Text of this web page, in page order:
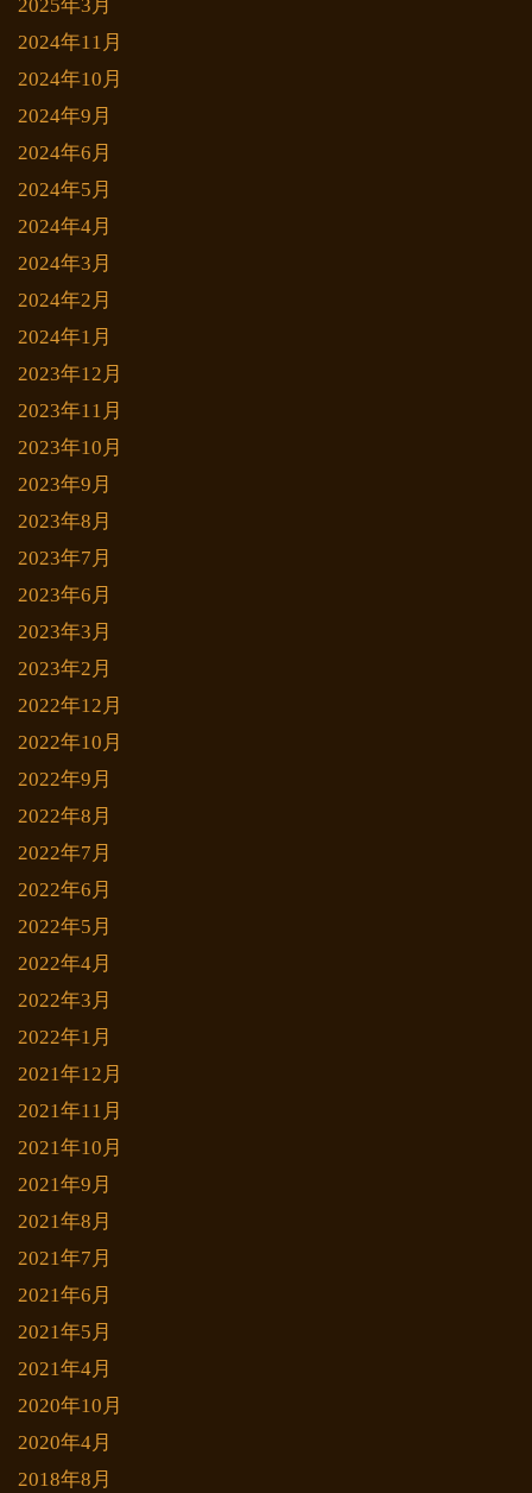
2025年3月
2024年11月
2024年10月
2024年9月
2024年6月
2024年5月
2024年4月
2024年3月
2024年2月
2024年1月
2023年12月
2023年11月
2023年10月
2023年9月
2023年8月
2023年7月
2023年6月
2023年3月
2023年2月
2022年12月
2022年10月
2022年9月
2022年8月
2022年7月
2022年6月
2022年5月
2022年4月
2022年3月
2022年1月
2021年12月
2021年11月
2021年10月
2021年9月
2021年8月
2021年7月
2021年6月
2021年5月
2021年4月
2020年10月
2020年4月
2018年8月